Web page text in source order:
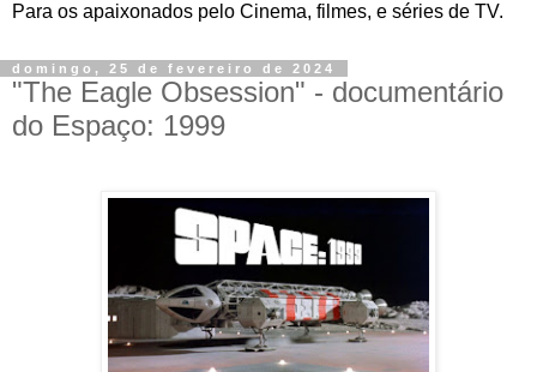
Para os apaixonados pelo Cinema, filmes, e séries de TV.
domingo, 25 de fevereiro de 2024
"The Eagle Obsession" - documentário
do Espaço: 1999